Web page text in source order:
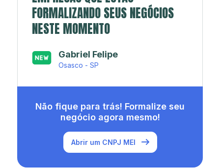
FORMALIZANDO SEUS NEGÓCIOS
NESTE MOMENTO
Japa’s açaí e sorveteria
Rio de Janeiro - RJ
Não fique para trás! Formalize seu
negócio agora mesmo!
Abrir um CNPJ MEI